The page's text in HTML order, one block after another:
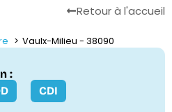
Retour à l'accueil
Vaulx-Milieu - 38090
:
CDI